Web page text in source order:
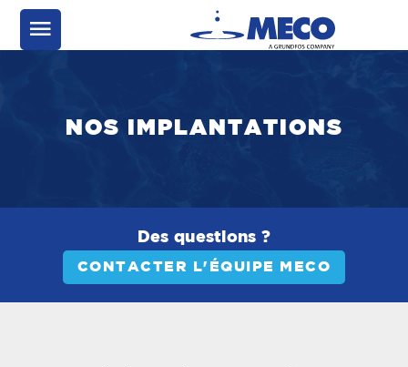
NOS IMPLANTATIONS
Des questions ?
CONTACTER L'ÉQUIPE MECO